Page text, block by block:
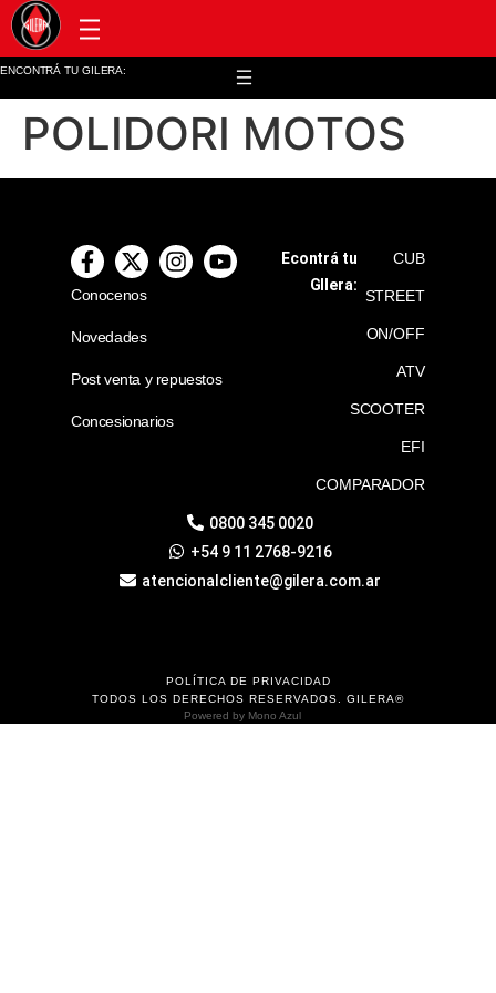
ENCONTRÁ TU GILERA:
POLIDORI MOTOS
Conocenos
Novedades
Post venta y repuestos
Concesionarios
Econtrá tu
GIlera:
CUB
STREET
ON/OFF
ATV
SCOOTER
EFI
COMPARADOR
0800 345 0020
+54 9 11 2768-9216
atencionalcliente@gilera.com.ar
POLÍTICA DE PRIVACIDAD
TODOS LOS DERECHOS RESERVADOS. GILERA®
Powered by Mono Azul